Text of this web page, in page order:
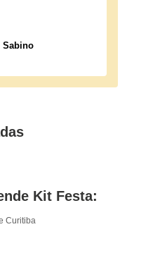
Sabino
Kit Festa:
Curitiba